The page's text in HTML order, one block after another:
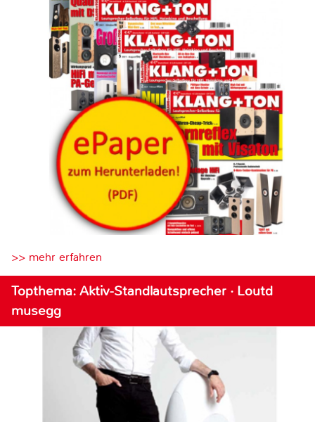
>> mehr erfahren
Topthema: Aktiv-Standlautsprecher · Loutd
musegg